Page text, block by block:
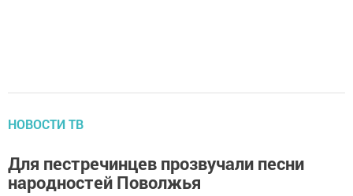
НОВОСТИ ТВ
Для пестречинцев прозвучали песни
народностей Поволжья